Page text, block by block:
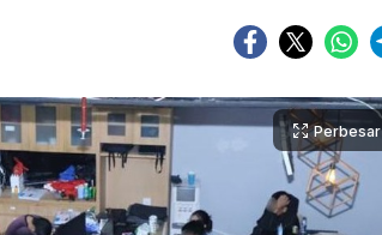
Perbesar